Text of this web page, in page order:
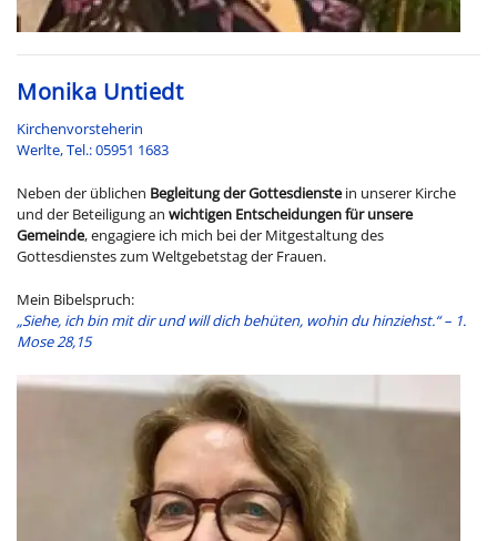
Monika Untiedt
Kirchenvorsteherin
Werlte, Tel.: 05951 1683
Neben der üblichen Begleitung der Gottesdienstein unserer Kirche
und der Beteiligung an wichtigen Entscheidungen für unsere
Gemeinde, engagiere ich mich bei der Mitgestaltung des
Gottesdienstes zum Weltgebetstag der Frauen.
Mein Bibelspruch:
„Siehe, ich bin mit dir und will dich behüten, wohin du hinziehst.“ – 1.
Mose 28,15